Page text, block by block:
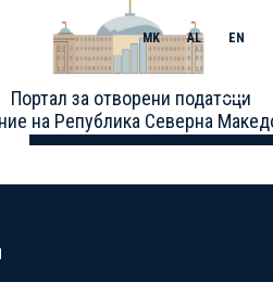
Портал за отворени податоци
на Република Северна
MK AL EN
Toggle